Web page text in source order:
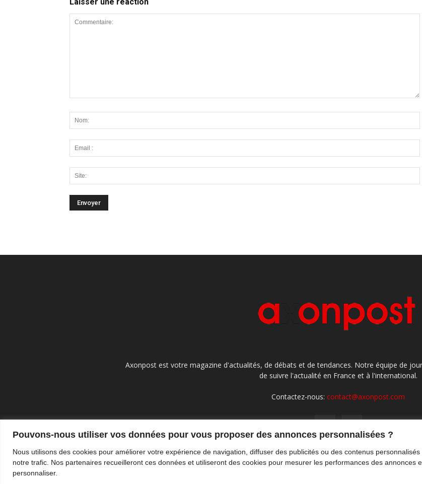
Pouvons-nous utiliser vos données pour vous proposer des annonces personnalisées ?
Nous utilisons des cookies pour améliorer votre expérience de navigation, diffuser des publicités ou des contenus
notre trafic. Nos partenaires recueilleront ces données et utiliseront des cookies pour mesurer les performances des annonces
personnaliser.
Axonpost est votre magazine d'actualités, de débats et de tendances. Notre équipe de
de suivre l'actualité en France et à l'international.
Contactez-nous:contact@axonpost.com